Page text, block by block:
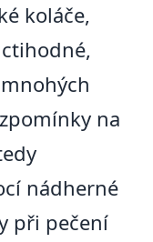
koláče,
na
nádherné
při pečení